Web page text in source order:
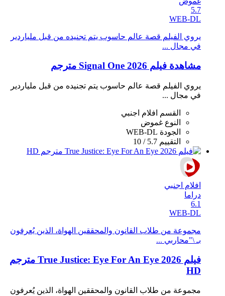
5.7
WEB-DL
يروي الفيلم قصة عالم حاسوب يتم تجنيده من قبل ملياردير
في مجال ...
مشاهدة فيلم Signal One 2026 مترجم
يروي الفيلم قصة عالم حاسوب يتم تجنيده من قبل ملياردير
في مجال ...
القسم
افلام اجنبي
النوع غموض
الجودة WEB-DL
التقييم 5.7 / 10
افلام اجنبي
دراما
6.1
WEB-DL
مجموعة من طلاب القانون والمحققين الهواة، الذين يُعرفون
بـ \"محاربي ...
فيلم True Justice: Eye For An Eye 2026 مترجم
HD
مجموعة من طلاب القانون والمحققين الهواة، الذين يُعرفون